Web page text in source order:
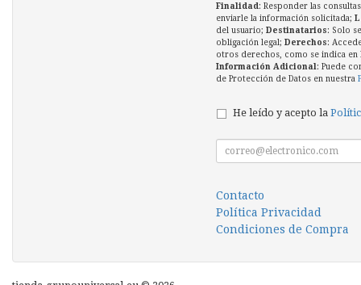
Finalidad : Responder las
enviarle la información solicitada;
del usuario; Destinatarios: Solo
obligación legal; Derechos:
otros derechos, como se indica en
Información Adicional : Puede
de Protección de Datos en nuestra
He leído y acepto la
Contacto
Política Privacidad
Condiciones de Compra